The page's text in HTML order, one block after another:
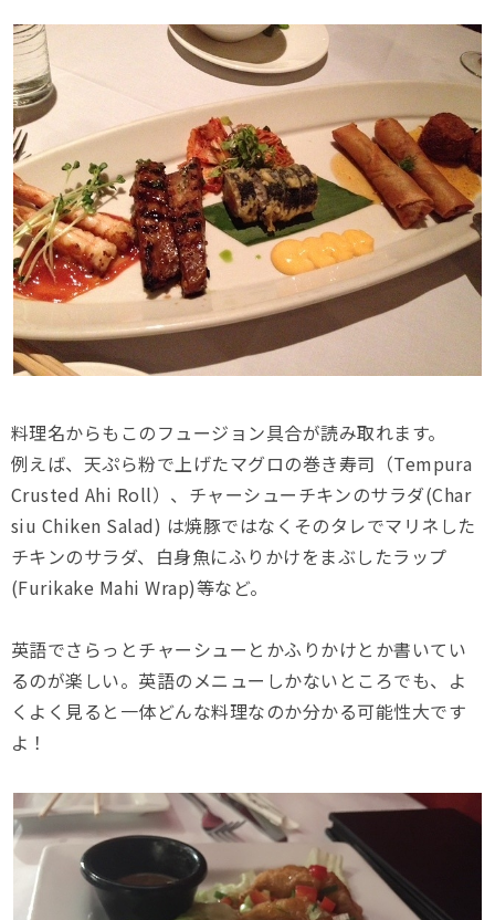
料理名からもこのフュージョン具合が読み取れます。
例えば、天ぷら粉で上げたマグロの巻き寿司（Tempura
Crusted Ahi Roll）、チャーシューチキンのサラダ(Char
siu Chiken Salad) は焼豚ではなくそのタレでマリネした
チキンのサラダ、白身魚にふりかけをまぶしたラップ
(Furikake Mahi Wrap)等など。
英語でさらっとチャーシューとかふりかけとか書いてい
るのが楽しい。英語のメニューしかないところでも、よ
くよく見ると一体どんな料理なのか分かる可能性大です
よ！